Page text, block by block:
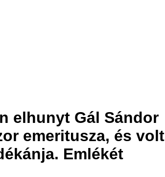
elhunyt Gál Sándor
emeritusza, és volt
Emlékét